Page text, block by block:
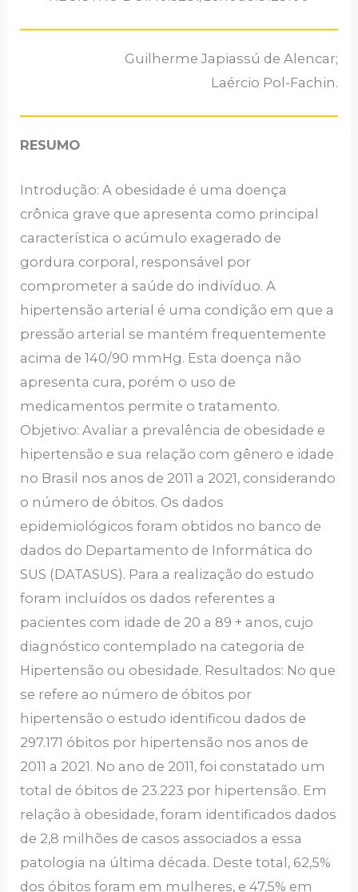
Guilherme Japiassú de Alencar;
Laércio Pol-Fachin.
RESUMO
Introdução: A obesidade é uma doença
crônica grave que apresenta como principal
característica o acúmulo exagerado de
gordura corporal, responsável por
comprometer a saúde do indivíduo. A
hipertensão arterial é uma condição em que a
pressão arterial se mantém frequentemente
acima de 140/90 mmHg. Esta doença não
apresenta cura, porém o uso de
medicamentos permite o tratamento.
Objetivo: Avaliar a prevalência de obesidade e
hipertensão e sua relação com gênero e idade
no Brasil nos anos de 2011 a 2021, considerando
o número de óbitos. Os dados
epidemiológicos foram obtidos no banco de
dados do Departamento de Informática do
SUS (DATASUS). Para a realização do estudo
foram incluídos os dados referentes a
pacientes com idade de 20 a 89 + anos, cujo
diagnóstico contemplado na categoria de
Hipertensão ou obesidade. Resultados: No que
se refere ao número de óbitos por
hipertensão o estudo identificou dados de
297.171 óbitos por hipertensão nos anos de
2011 a 2021. No ano de 2011, foi constatado um
total de óbitos de 23.223 por hipertensão. Em
relação à obesidade, foram identificados dados
de 2,8 milhões de casos associados a essa
patologia na última década. Deste total, 62,5%
dos óbitos foram em mulheres, e 47,5% em